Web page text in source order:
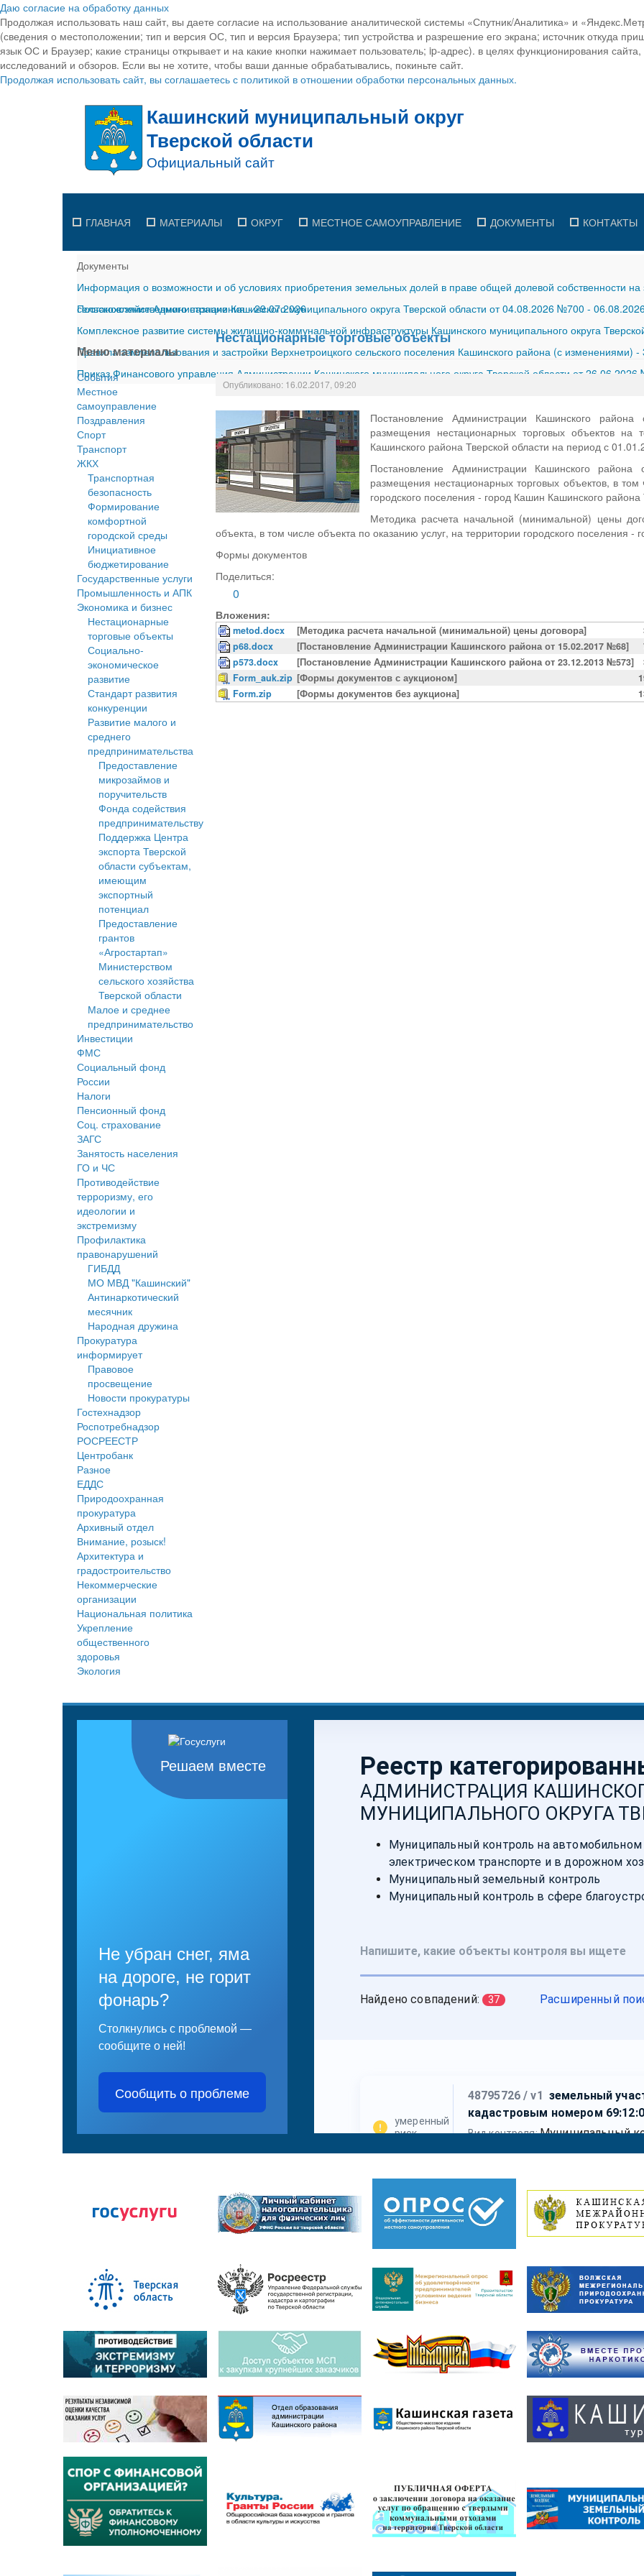
Даю согласие на обработку данных
Продолжая использовать наш сайт, вы даете согласие на использование аналитической системы «Спутник/Аналитика» и
(сведения о местоположении; тип и версия ОС, тип и версия Браузера; тип устройства и разрешение его экрана; источник откуда
язык ОС и Браузер; какие страницы открывает и на какие кнопки нажимает пользователь; ip-адрес). в целях функционирования сайта,
исследований и обзоров. Если вы не хотите, чтобы ваши данные обрабатывались, покиньте сайт.
Продолжая использовать сайт, вы соглашаетесь с политикой в отношении обработки персональных данных.
ГЛАВНАЯ МАТЕРИАЛЫ ОКРУГ МЕСТНОЕ САМОУПРАВЛЕНИЕ ДОКУМЕНТЫ КОНТАКТЫ
Документы
Информация о возможности и об условиях приобретения земельных долей в праве общей долевой собственности на
сельскохозяйственного назначения-29.07.2026
Постановление Администрации Кашинского муниципального округа Тверской области от 04.08.2026 №700 -
Комплексное развитие системы жилищно-коммунальной инфраструктуры Кашинского муниципального округа
Правила землепользования и застройки Верхнетроицкого сельского поселения Кашинского района (с изменениями) -
Приказ Финансового управления Администрации Кашинского муниципального округа Тверской области от
Меню материалы
События
Местное
cамоуправление
Поздравления
Спорт
Транспорт
ЖКХ
Транспортная
безопасность
Формирование
комфортной
городской среды
Инициативное
бюджетирование
Государственные услуги
Промышленность и АПК
Экономика и бизнес
Нестационарные
торговые объекты
Социально-
экономическое
развитие
Стандарт развития
конкуренции
Развитие малого и
среднего
предпринимательства
Предоставление
микрозаймов и
поручительств
Фонда содействия
предпринимательству
Поддержка Центра
экспорта Тверской
области субъектам,
имеющим
экспортный
потенциал
Предоставление
грантов
«Агростартап»
Министерством
сельского хозяйства
Тверской области
Малое и среднее
предпринимательство
Инвестиции
ФМС
Социальный фонд
России
Налоги
Пенсионный фонд
Соц. страхование
ЗАГС
Занятость населения
ГО и ЧС
Противодействие
терроризму, его
идеологии и
экстремизму
Профилактика
правонарушений
ГИБДД
МО МВД "Кашинский"
Антинаркотический
месячник
Народная дружина
Прокуратура
информирует
Правовое
просвещение
Новости прокуратуры
Гостехнадзор
Роспотребнадзор
РОСРЕЕСТР
Центробанк
Разное
ЕДДС
Природоохранная
прокуратура
Архивный отдел
Внимание, розыск!
Архитектура и
градостроительство
Некоммерческие
организации
Национальная политика
Укрепление
общественного
здоровья
Экология
Нестационарные торговые объекты
Опубликовано: 16.02.2017, 09:20
Постановление Администрации Кашинского
размещения нестационарных торговых объектов на
Кашинского района Тверской области на период с
Постановление Администрации Кашинского
размещения нестационарных торговых объектов, в
городского поселения - город Кашин Кашинского района
Методика расчета начальной (минимальной) цены
объекта, в том числе объекта по оказанию услуг, на территории городского поселения
Формы документов
Поделиться:
0
Вложения:
metod.docx [Методика расчета начальной (минимальной) цены договора]
p68.docx
[Постановление Администрации Кашинского района от 15.02.2017 №68]
p573.docx
[Постановление Администрации Кашинского района от 23.12.2013 №573]
Form_auk.zip [Формы документов с аукционом]
Form.zip
[Формы документов без аукциона]
Решаем вместе
Не убран снег, яма
на дороге, не горит
фонарь?
Столкнулись с проблемой —
сообщите о ней!
Сообщить о проблеме